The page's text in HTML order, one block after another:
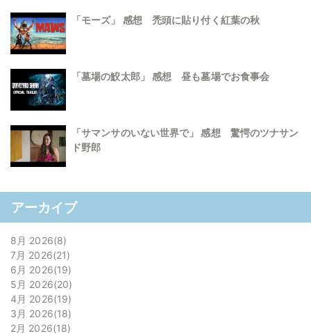
「モーズ」 感想 禿頭に貼り付く紅葉の秋
「墓場の鮫太郎」 感想 昼も墓場でお食事会
「サマンサのいない世界で」 感想 驚愕のツナサン
ド野郎
アーカイブ
8月 2026 8
7月 2026 21
6月 2026 19
5月 2026 20
4月 2026 19
3月 2026 18
2月 2026 18